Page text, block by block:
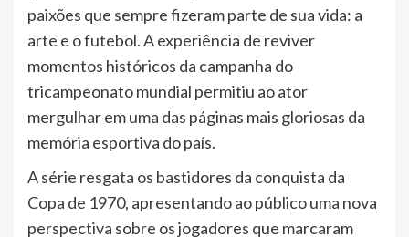
paixões que sempre fizeram parte de sua vida: a
arte e o futebol. A experiência de reviver
momentos históricos da campanha do
tricampeonato mundial permitiu ao ator
mergulhar em uma das páginas mais gloriosas da
memória esportiva do país.
A série resgata os bastidores da conquista da
Copa de 1970, apresentando ao público uma nova
perspectiva sobre os jogadores que marcaram